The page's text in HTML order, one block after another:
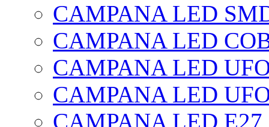
CAMPANA LED
CAMPANA LED
CAMPANA LED
CAMPANA LED
CAMPANA LED E27